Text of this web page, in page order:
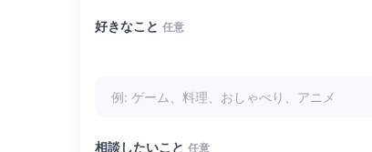
好きなこと 任意
相談したいこと 任意